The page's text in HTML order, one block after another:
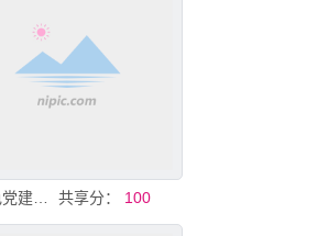
红色党建宣传标语展板 共享分： 100